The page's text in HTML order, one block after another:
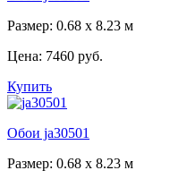
Размер: 0.68 x 8.23 м
Цена: 7460 руб.
Купить
Обои ja30501
Размер: 0.68 x 8.23 м